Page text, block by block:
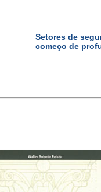
Setores de
começo de